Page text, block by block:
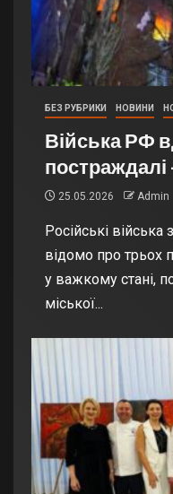
БЕЗ РУБРИКИ НОВИНИ
Війська РФ
постраждалі
25.05.2026 Admin
Російські
відомо про трьох
у важкому стані,
міської...